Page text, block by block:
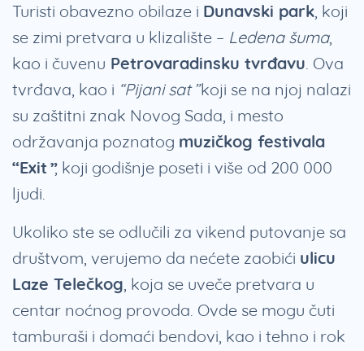
Turisti obavezno obilaze i Dunavski park, koji
se zimi pretvara u klizalište – Ledena šuma,
kao i čuvenu Petrovaradinsku tvrđavu. Ova
tvrđava, kao i “Pijani sat”koji se na njoj nalazi
su zaštitni znak Novog Sada, i mesto
održavanja poznatog muzičkog festivala
“Exit”, koji godišnje poseti i više od 200 000
ljudi.
Ukoliko ste se odlučili za vikend putovanje sa
društvom, verujemo da nećete zaobići ulicu
Laze Telečkog, koja se uveče pretvara u
centar noćnog provoda. Ovde se mogu čuti
tamburaši i domaći bendovi, kao i tehno i rok